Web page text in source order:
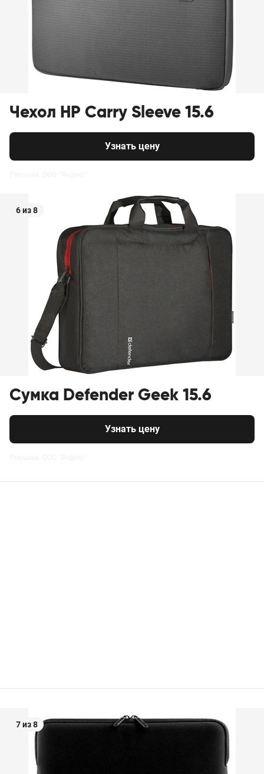
Чехол HP Carry Sleeve 15.6
Узнать цену
6 из 8
Сумка Defender Geek 15.6
Узнать цену
7 из 8